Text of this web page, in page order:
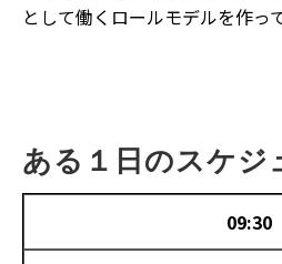
として働くロールモデルを作っ
ある１日のスケジ
09:30